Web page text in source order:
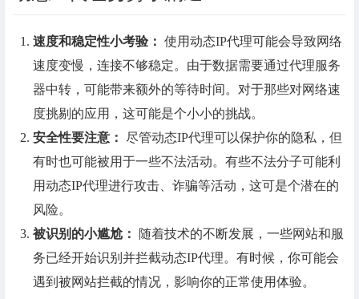
速度和稳定性小考验 ： 使用动态IP代理可能会导致网络
速度变慢，连接不够稳定。由于数据需要通过代理服务
器中转，可能带来额外的等待时间。对于那些对网络速
度挑剔的应用，这可能是个小小的挑战。
安全性要注意 ：
尽管动态IP代理可以保护你的隐私，但
有时也可能被用于一些不法活动。有些不法分子可能利
用动态IP代理进行攻击、诈骗等活动，这可是个潜在的
风险。
被识别 的小尴尬 ：
随着技术的不断发展，一些网站和服
务已经开始识别并拦截动态IP代理。有时候，你可能会
遇到被网站拦截的情况，影响你的正常使用体验。